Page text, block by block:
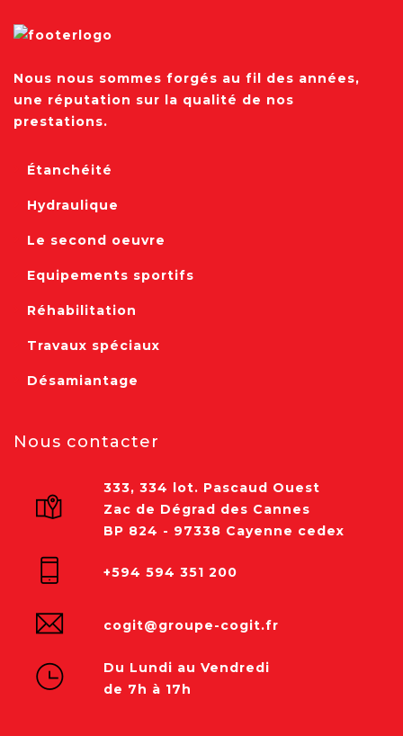
Nous nous sommes forgés au fil des années,
une réputation sur la qualité de nos
prestations.
Étanchéité
Hydraulique
Le second oeuvre
Equipements sportifs
Réhabilitation
Travaux spéciaux
Désamiantage
Nous contacter
333, 334 lot. Pascaud Ouest
Zac de Dégrad des Cannes
BP 824 - 97338 Cayenne cedex
+594 594 351 200
cogit@groupe-cogit.fr
Du Lundi au Vendredi
de 7h à 17h